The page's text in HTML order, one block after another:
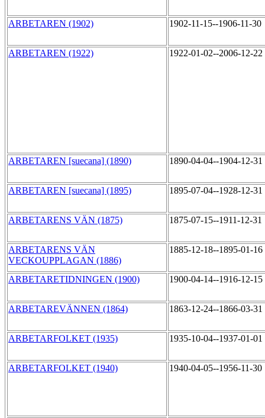
ARBETAREN (1902) 1902-11-15--1906-11-30
ARBETAREN (1922) 1922-01-02--2006-12-22
ARBETAREN [suecana] (1890) 1890-04-04--1904-12-31
ARBETAREN [suecana] (1895) 1895-07-04--1928-12-31
ARBETARENS VÄN (1875) 1875-07-15--1911-12-31
ARBETARENS VÄN
VECKOUPPLAGAN (1886)
1885-12-18--1895-01-16
ARBETARETIDNINGEN (1900) 1900-04-14--1916-12-15
ARBETAREVÄNNEN (1864) 1863-12-24--1866-03-31
ARBETARFOLKET (1935) 1935-10-04--1937-01-01
ARBETARFOLKET (1940) 1940-04-05--1956-11-30